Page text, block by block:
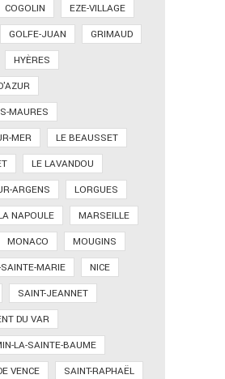
COGOLIN
EZE-VILLAGE
GOLFE-JUAN
GRIMAUD
HYÈRES
MAURES
MER
LE BEAUSSET
LE LAVANDOU
ARGENS
LORGUES
NAPOULE
MARSEILLE
MONACO
MOUGINS
MARIE
NICE
SAINT-JEANNET
DU VAR
LA-SAINTE-BAUME
VENCE
SAINT-RAPHAËL